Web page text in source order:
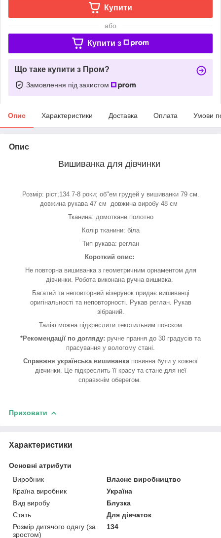
Купити
або
Купити з
Що таке купити з Пром?
Замовлення під захистом
Опис Характеристики Доставка Оплата Умови
Опис
Вишиванка для дівчинки
Розмір: ріст;134 7-8 роки; об"ем грудей у вишиванки 79 см.
довжина рукава 47 см довжина виробу 48 см
Тканина: домоткане полотно
Колір тканини: біла
Тип рукава: реглан
Короткий опис:
Не повторна вишиванка з геометричним орнаментом для
дівчинки. Робота виконана ручна вишивка.
Багатий та неповторний візерунок придає вишиванці
оригінальності та неповторності. Рукав реглан. Рукав
зібраний.
Талію можна підкреслити текстильним пояском.
*Рекомендації по догляду: ручне прання до 30 градусів та
прасування у вологому стані.
Справжня українська вишиванка повинна бути у кожної
дівчинки. Це підкреслить її красу та стане для неї
справжнім оберегом.
Приховати
Характеристики
Основні атрибути
Виробник
Власне виробництво
Країна виробник
Україна
Вид виробу
Блузка
Стать
Для дівчаток
Розмір дитячого одягу (за
зростом)
134